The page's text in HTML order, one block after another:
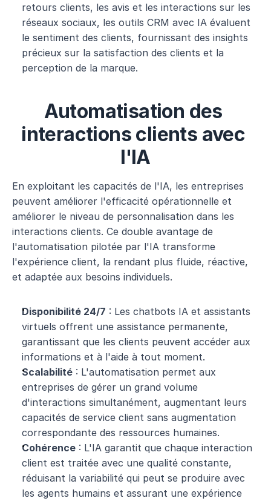
retours clients, les avis et les interactions sur les
réseaux sociaux, les outils CRM avec IA évaluent
le sentiment des clients, fournissant des insights
précieux sur la satisfaction des clients et la
perception de la marque.
Automatisation des
interactions clients avec
l'IA
En exploitant les capacités de l'IA, les entreprises
peuvent améliorer l'efficacité opérationnelle et
améliorer le niveau de personnalisation dans les
interactions clients. Ce double avantage de
l'automatisation pilotée par l'IA transforme
l'expérience client, la rendant plus fluide, réactive,
et adaptée aux besoins individuels.
Disponibilité 24/7 : Les chatbots IA et assistants
virtuels offrent une assistance permanente,
garantissant que les clients peuvent accéder aux
informations et à l'aide à tout moment.
Scalabilité : L'automatisation permet aux
entreprises de gérer un grand volume
d'interactions simultanément, augmentant leurs
capacités de service client sans augmentation
correspondante des ressources humaines.
Cohérence : L'IA garantit que chaque interaction
client est traitée avec une qualité constante,
réduisant la variabilité qui peut se produire avec
les agents humains et assurant une expérience